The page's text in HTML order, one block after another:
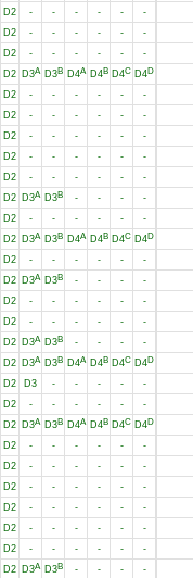
D2 - - - - - -
D2 - - - - - -
D2 - - - - - -
D2 D3A D3B D4A D4B D4C D4D
D2 - - - - - -
D2 - - - - - -
D2 - - - - - -
D2 - - - - - -
D2 - - - - - -
D2 D3A D3B - - - -
D2 - - - - - -
D2 D3A D3B D4A D4B D4C D4D
D2 - - - - - -
D2 D3A D3B - - - -
D2 - - - - - -
D2 - - - - - -
D2 D3A D3B - - - -
D2 D3A D3B D4A D4B D4C D4D
D2 D3 - - - - -
D2 - - - - - -
D2 D3A D3B D4A D4B D4C D4D
D2 - - - - - -
D2 - - - - - -
D2 - - - - - -
D2 - - - - - -
D2 - - - - - -
D2 - - - - - -
D2 D3A D3B - - - -